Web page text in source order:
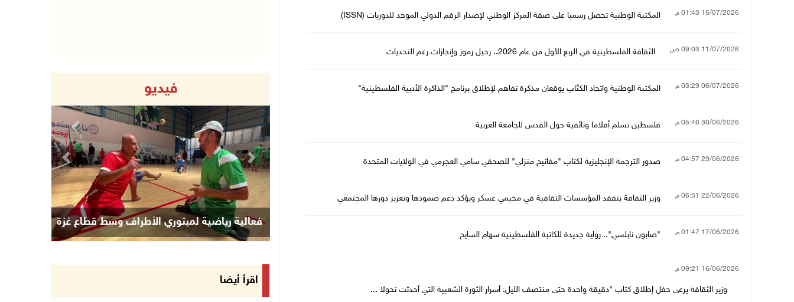
15/07/2026 01:43 م المكتبة الوطنية تحصل رسميا على صفة المركز الوطني لإصدار الرقم الدولي الموحد للدوريات (ISSN)
11/07/2026 09:03 ص الثقافة الفلسطينية في الربع الأول من عام 2026.. رحيل رموز وإنجازات رغم التحديات
06/07/2026 03:29 م المكتبة الوطنية واتحاد الكتّاب يوقعان مذكرة تفاهم لإطلاق برنامج "الذاكرة الأدبية الفلسطينية"
30/06/2026 05:46 م فلسطين تسلم أفلاما وثائقية حول القدس للجامعة العربية
29/06/2026 04:57 م صدور الترجمة الإنجليزية لكتاب "مفاتيح منزلي" للصحفي سامي العجرمي في الولايات المتحدة
22/06/2026 06:31 م وزير الثقافة يتفقد المؤسسات الثقافية في مخيمي عسكر ويؤكد دعم صمودها وتعزيز دورها المجتمعي
17/06/2026 01:47 م "صابون نابلسي".. رواية جديدة للكاتبة الفلسطينية سهام السايح
16/06/2026 09:21 م
وزير الثقافة يرعى حفل إطلاق كتاب "دقيقة واحدة حتى منتصف الليل: أسرار الثورة الشعبية التي أحدثت تحولا ...
فيديو
فعالية رياضية لمبتوري الأطراف وسط قطاع غزة
Previous Next
اقرأ أيضا